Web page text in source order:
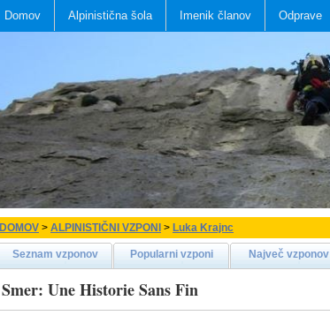
Domov Alpinistična šola Imenik članov Odprave
DOMOV > ALPINISTIČNI VZPONI > Luka Krajnc
Seznam vzponov Popularni vzponi Največ vzponov
Smer: Une Historie Sans Fin